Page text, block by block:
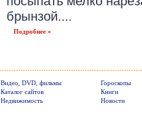
брынзой....
Подробнее »
Видео, DVD, фильмы
Гороскопы
Каталог сайтов
Книги
Недвижимость
Новости